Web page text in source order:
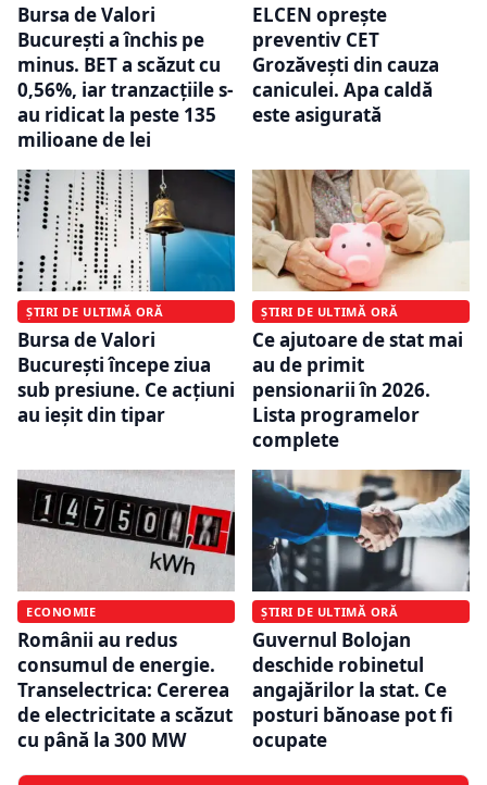
Bursa de Valori
București a închis pe
minus. BET a scăzut cu
0,56%, iar tranzacțiile s-
au ridicat la peste 135
milioane de lei
ELCEN oprește
preventiv CET
Grozăvești din cauza
caniculei. Apa caldă
este asigurată
ȘTIRI DE ULTIMĂ ORĂ
Bursa de Valori
București începe ziua
sub presiune. Ce acțiuni
au ieșit din tipar
ȘTIRI DE ULTIMĂ ORĂ
Ce ajutoare de stat mai
au de primit
pensionarii în 2026.
Lista programelor
complete
ECONOMIE
Românii au redus
consumul de energie.
Transelectrica: Cererea
de electricitate a scăzut
cu până la 300 MW
ȘTIRI DE ULTIMĂ ORĂ
Guvernul Bolojan
deschide robinetul
angajărilor la stat. Ce
posturi bănoase pot fi
ocupate